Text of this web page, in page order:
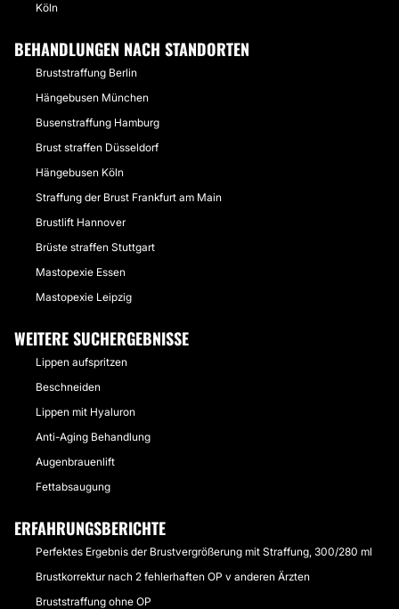
Köln
BEHANDLUNGEN NACH STANDORTEN
Bruststraffung Berlin
Hängebusen München
Busenstraffung Hamburg
Brust straffen Düsseldorf
Hängebusen Köln
Straffung der Brust Frankfurt am Main
Brustlift Hannover
Brüste straffen Stuttgart
Mastopexie Essen
Mastopexie Leipzig
WEITERE SUCHERGEBNISSE
Lippen aufspritzen
Beschneiden
Lippen mit Hyaluron
Anti-Aging Behandlung
Augenbrauenlift
Fettabsaugung
ERFAHRUNGSBERICHTE
Perfektes Ergebnis der Brustvergrößerung mit Straffung, 300/280 ml
Brustkorrektur nach 2 fehlerhaften OP v anderen Ärzten
Bruststraffung ohne OP